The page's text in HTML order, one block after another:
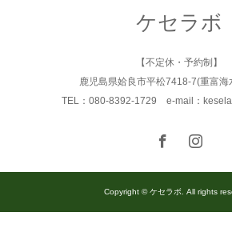
ケセラボ
【不定休・予約制】
鹿児島県姶良市平松7418-7(重富海
TEL：080-8392-1729 e-mail：
Copyright © ケセラボ. All rights